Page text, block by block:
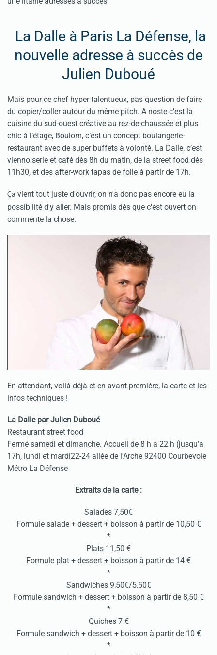
La Dalle à Paris La Défense, la
nouvelle adresse à succès de
Julien Duboué
Mais pour ce chef hyper talentueux, pas question de faire
du copier/coller autour du même pitch. A noste c’est la
cuisine du sud-ouest créative au rez-de-chaussée et plus
chic à l’étage, Boulom, c’est un concept boulangerie-
restaurant avec de super buffets à volonté. La Dalle, c’est
viennoiserie et café dès 8h du matin, de la street food dès
11h30, et des after-work tapas de folie à partir de 17h.
Ça vient tout juste d'ouvrir, on n'a donc pas encore eu la
possibilité d'y aller. Mais promis dès que c'est ouvert on
commente la chose.
En attendant, voilà déjà et en avant première, la carte et les
infos techniques !
La Dalle par Julien Duboué
Restaurant street food
Fermé samedi et dimanche. Accueil de 8 h à 22 h (jusqu’à
17h, lundi et mardi22-24 allée de l'Arche 92400 Courbevoie
Métro La Défense
Extraits de la carte :
Salades 7,50€
​Formule salade + dessert + boisson à partir de 10,50 €
*
Plats 11,50 €
​​Formule plat + dessert + boisson à partir de 14 €
*
​Sandwiches 9,50€/5,50€
​​Formule sandwich + dessert + boisson à partir de 8,50 €
*
Quiches 7 €
Formule sandwich + dessert + boisson à partir de 10 €
*